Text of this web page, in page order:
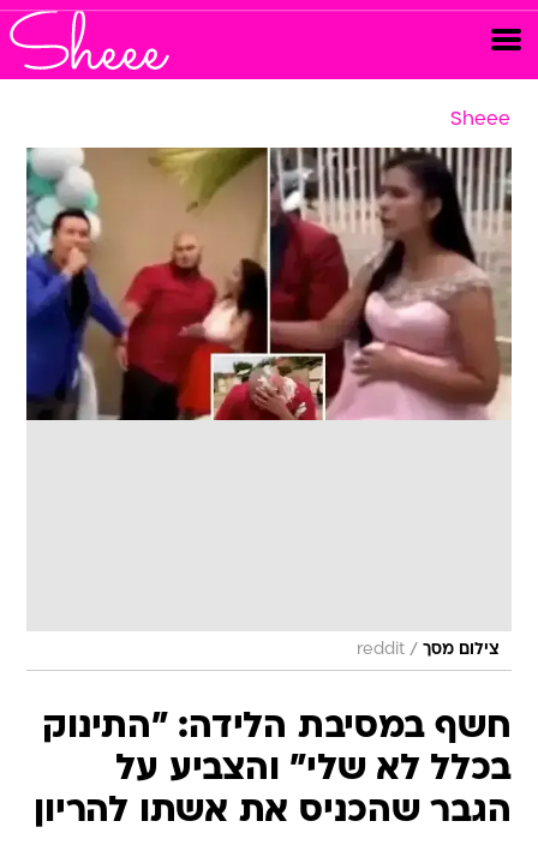
Sheee
צילום מסך /
reddit
חשף במסיבת הלידה: "התינוק
בכלל לא שלי" והצביע על
הגבר שהכניס את אשתו להריון